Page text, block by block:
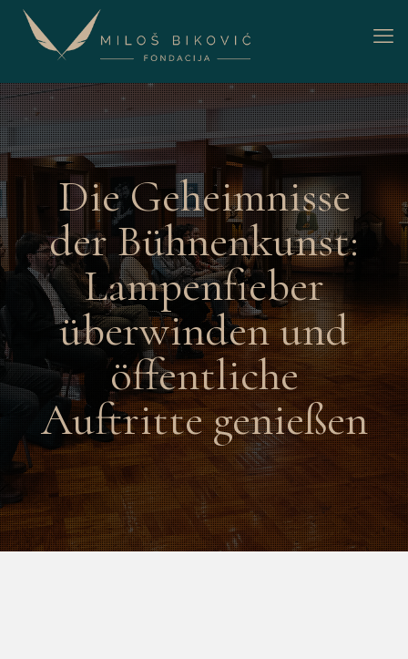
Die Geheimnisse
der Bühnenkunst:
Lampenfieber
überwinden und
öffentliche
Auftritte genießen